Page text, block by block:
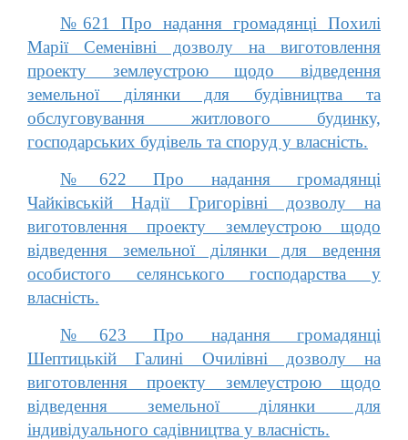
№621 Про надання громадянці Похилі
Марії Семенівні дозволу на виготовлення
проекту землеустрою щодо відведення
земельної ділянки для будівництва та
обслуговування житлового будинку,
господарських будівель та споруд у власність.
№622 Про надання громадянці
Чайківській Надії Григорівні дозволу на
виготовлення проекту землеустрою щодо
відведення земельної ділянки для ведення
особистого селянського господарства у
власність.
№623 Про надання громадянці
Шептицькій Галині Очилівні дозволу на
виготовлення проекту землеустрою щодо
відведення земельної ділянки для
індивідуального садівництва у власність.